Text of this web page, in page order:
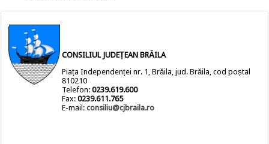
CONSILIUL JUDEȚEAN BRĂILA
Piața Independenței nr. 1, Brăila, jud. Brăila, cod poștal
810210
Telefon:0239.619.600
Fax:0239.611.765
E-mail:consiliu@cjbraila.ro